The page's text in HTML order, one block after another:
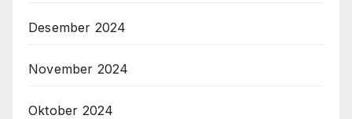
Desember 2024
November 2024
Oktober 2024